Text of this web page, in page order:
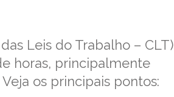
Leis do Trabalho – CLT)
horas, principalmente
os principais pontos: